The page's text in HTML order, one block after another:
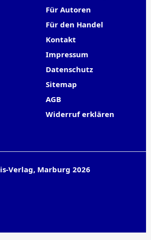
Für Autoren
Für den Handel
Kontakt
Impressum
Datenschutz
Sitemap
AGB
Widerruf erklären
Verlag, Marburg 2026